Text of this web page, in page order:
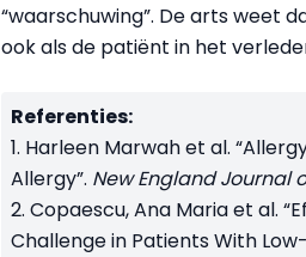
“waarschuwing”. De arts weet
ook als de patiënt in het
Referenties:
1. Harleen Marwah et al.
Allergy”. New England Journal
2. Copaescu, Ana Maria et al.
Challenge in Patients With